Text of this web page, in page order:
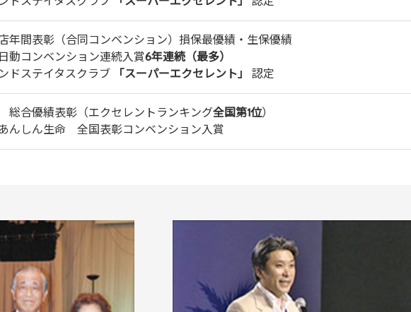
年間表彰（合同コンベンション）損保最優績・生保優績
動コンベンション連続入賞6年連続（最多）
ドステイタスクラブ
「スーパーエクセレント」 認定
合優績表彰（エクセレントランキング全国第1位）
んしん生命 全国表彰コンベンション入賞